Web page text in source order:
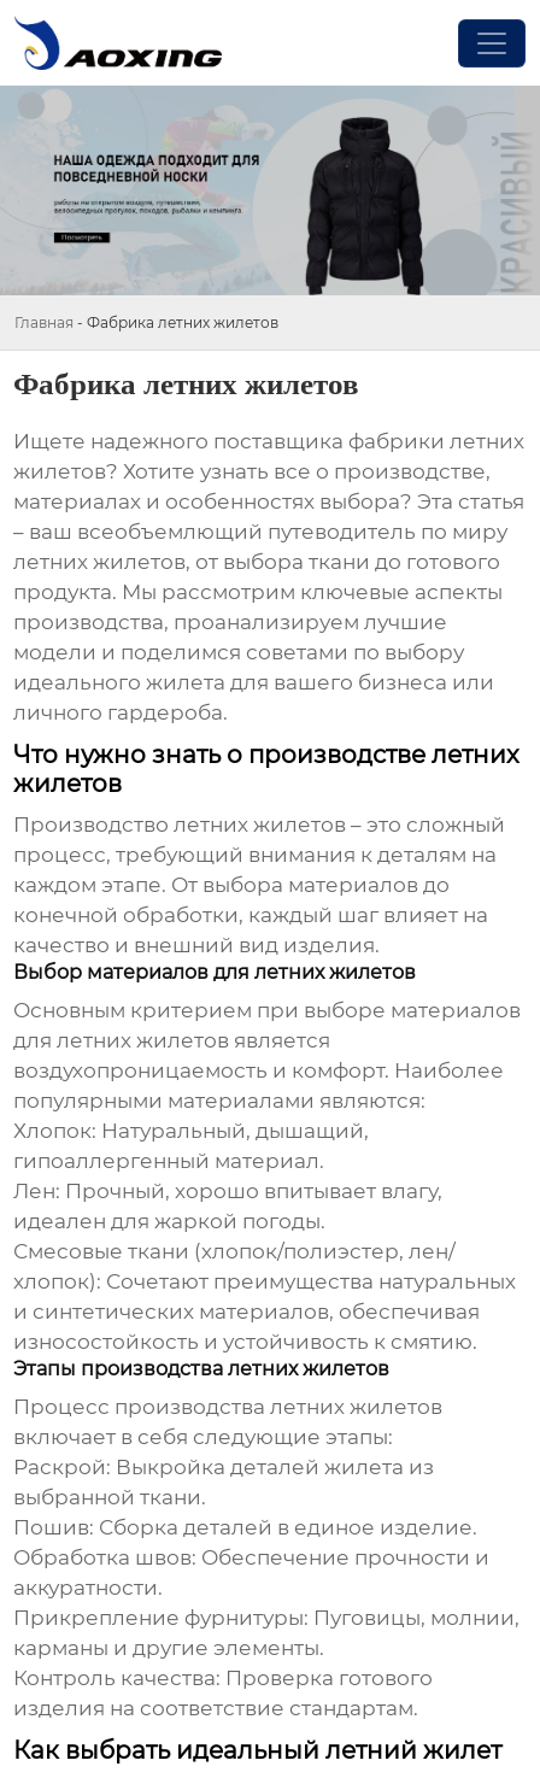
Главная - Фабрика летних жилетов
Фабрика летних жилетов
Ищете надежного поставщика фабрики летних
жилетов? Хотите узнать все о производстве,
материалах и особенностях выбора? Эта статья
– ваш всеобъемлющий путеводитель по миру
летних жилетов, от выбора ткани до готового
продукта. Мы рассмотрим ключевые аспекты
производства, проанализируем лучшие
модели и поделимся советами по выбору
идеального жилета для вашего бизнеса или
личного гардероба.
Что нужно знать о производстве летних
жилетов
Производстволетних жилетов – это сложный
процесс, требующий внимания к деталям на
каждом этапе. От выбора материалов до
конечной обработки, каждый шаг влияет на
качество и внешний вид изделия.
Выбор материалов для летних жилетов
Основным критерием при выборе материалов
длялетних жилетов является
воздухопроницаемость и комфорт. Наиболее
популярными материалами являются:
Хлопок: Натуральный, дышащий,
гипоаллергенный материал.
Лен: Прочный, хорошо впитывает влагу,
идеален для жаркой погоды.
Смесовые ткани (хлопок/полиэстер, лен/
хлопок): Сочетают преимущества натуральных
и синтетических материалов, обеспечивая
износостойкость и устойчивость к смятию.
Этапы производства летних жилетов
Процесс производствалетних жилетов
включает в себя следующие этапы:
Раскрой: Выкройка деталей жилета из
выбранной ткани.
Пошив: Сборка деталей в единое изделие.
Обработка швов: Обеспечение прочности и
аккуратности.
Прикрепление фурнитуры: Пуговицы, молнии,
карманы и другие элементы.
Контроль качества: Проверка готового
изделия на соответствие стандартам.
Как выбрать идеальный летний жилет